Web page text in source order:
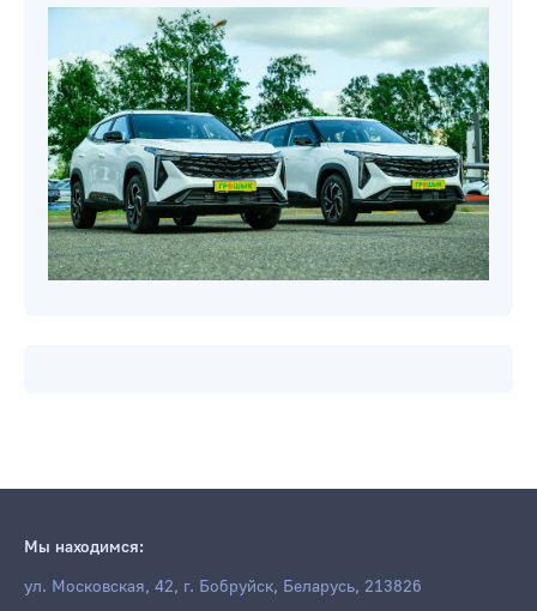
Мы находимся:
ул. Московская, 42, г. Бобруйск, Беларусь, 213826